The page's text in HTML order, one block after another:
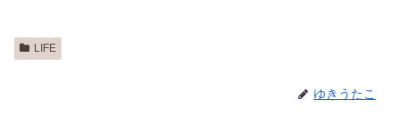
LIFE
ゆきうたこ